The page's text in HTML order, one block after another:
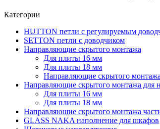
Категории
HUTTON петли с регулируемым
SETTON петли с доводчиком
Направляющие скрытого монтажа
Для плиты 16 мм
Для плиты 18 мм
Направляющие скрытого
Направляющие скрытого монтажа для
Для плиты 16 мм
Для плиты 18 мм
Направляющие скрытого монтажа
GLASS NAKA наполнение для шкафов